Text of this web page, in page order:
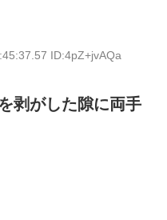
ID:4pZ+jvAQa
剥がした隙に両手